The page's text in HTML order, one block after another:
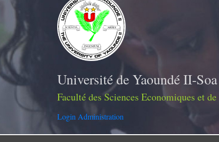
Université de Yaoundé II-Soa
Faculté des Sciences Economiques et
Login Administration